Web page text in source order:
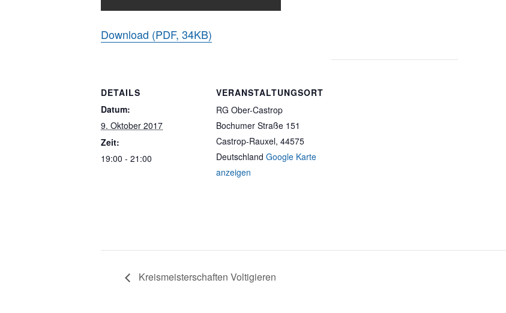
Download (PDF, 34KB)
DETAILS
Datum:
9. Oktober 2017
Zeit:
19:00 - 21:00
VERANSTALTUNGSORT
RG Ober-Castrop
Bochumer Straße 151
Castrop-Rauxel, 44575
Deutschland Google Karte
anzeigen
Kreismeisterschaften Voltigieren